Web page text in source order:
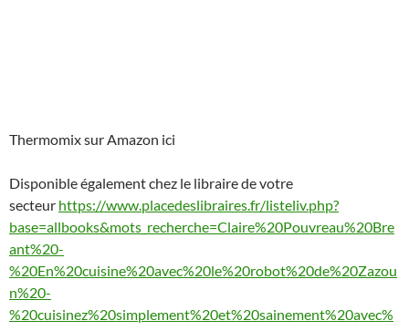
Thermomix sur Amazon ici
Disponible également chez le libraire de votre
secteur https://www.placedeslibraires.fr/listeliv.php?
base=allbooks&mots_recherche=Claire%20Pouvreau%20Bre
ant%20-
%20En%20cuisine%20avec%20le%20robot%20de%20Zazou
n%20-
%20cuisinez%20simplement%20et%20sainement%20avec%